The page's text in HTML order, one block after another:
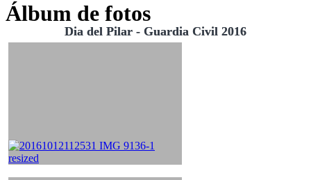
Álbum de fotos
Dia del Pilar - Guardia Civil 2016